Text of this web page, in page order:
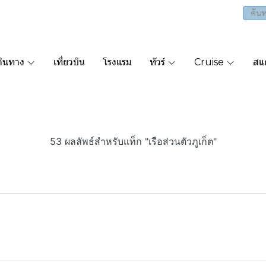
นทาง เที่ยวบิน โรงแรม ทัวร์ Cruise สแ
53 ผลลัพธ์สำหรับแท็ก "เรือส่วนตัวภูเก็ต"